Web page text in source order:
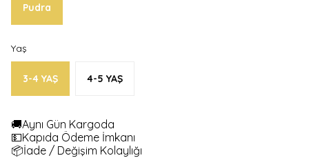
Pudra
Yaş
3-4 YAŞ 4-5 YAŞ
🚚Aynı Gün Kargoda
💵Kapıda Ödeme İmkanı
📦İade / Değişim Kolaylığı